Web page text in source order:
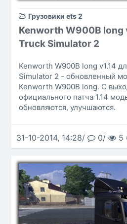
Грузовики ets 2
Kenworth W900B long
Truck Simulator 2
Kenworth W900B long v1.14
Simulator 2 - обновленный
Kenworth W900B long. С
официального патча 1.14
обновляются, улучшаются.
31-10-2014, 14:28/ 0/ 5